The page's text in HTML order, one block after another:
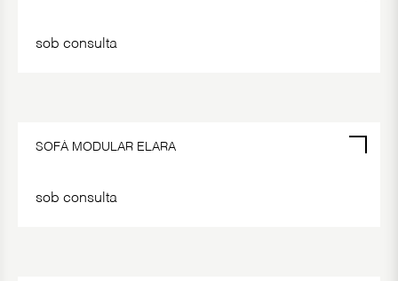
sob consulta
SOFÁ MODULAR ELARA
sob consulta